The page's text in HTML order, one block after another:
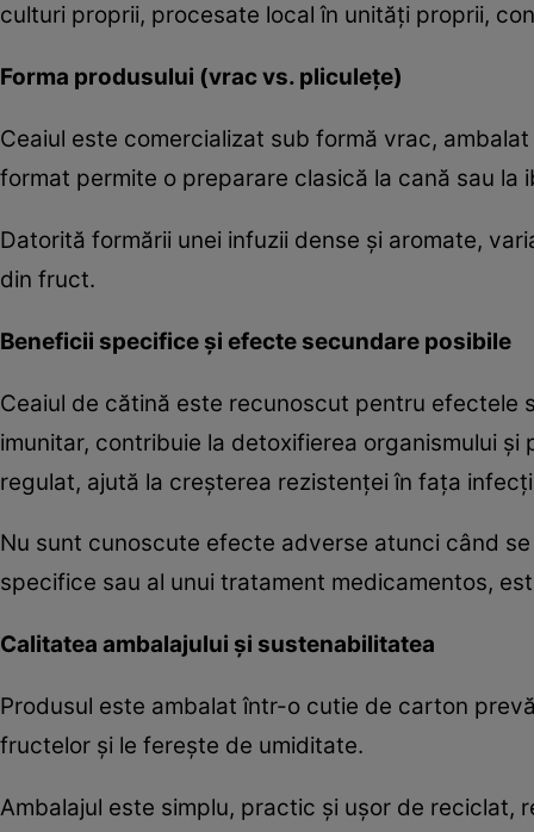
culturi proprii, procesate local în unități proprii,
Forma produsului (vrac vs. pliculețe)
Ceaiul este comercializat sub formă vrac,
format permite o preparare clasică la cană sau
Datorită formării unei infuzii dense și aromate,
din fruct.
Beneficii specifice și efecte secundare posibile
Ceaiul de cătină este recunoscut pentru efectele
imunitar, contribuie la detoxifierea organismului
regulat, ajută la creșterea rezistenței în fața
Nu sunt cunoscute efecte adverse atunci când
specifice sau al unui tratament medicamentos,
Calitatea ambalajului și sustenabilitatea
Produsul este ambalat într-o cutie de carton
fructelor și le ferește de umiditate.
Ambalajul este simplu, practic și ușor de